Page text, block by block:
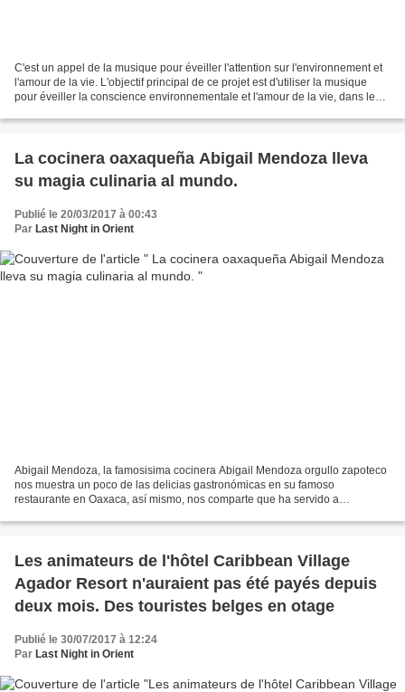
C'est un appel de la musique pour éveiller l'attention sur l'environnement et
l'amour de la vie. L'objectif principal de ce projet est d'utiliser la musique
pour éveiller la conscience environnementale et l'amour de la vie, dans le
La cocinera oaxaqueña Abigail Mendoza lleva
su magia culinaria al mundo.
Publié le 20/03/2017 à 00:43
Par Last Night in Orient
Abigail Mendoza, la famosisima cocinera Abigail Mendoza orgullo zapoteco
nos muestra un poco de las delicias gastronómicas en su famoso
restaurante en Oaxaca, así mismo, nos comparte que ha servido a
Les animateurs de l'hôtel Caribbean Village
Agador Resort n'auraient pas été payés depuis
deux mois. Des touristes belges en otage
Publié le 30/07/2017 à 12:24
Par Last Night in Orient